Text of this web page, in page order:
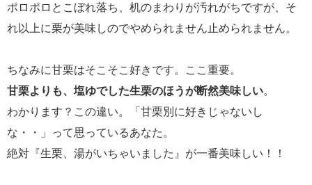
ポロポロとこぼれ落ち、机のまわりが汚れがちですが、そ
れ以上に栗が美味しのでやめられません止められません。
ちなみに甘栗はそこそこ好きです。ここ重要。
甘栗よりも、塩ゆでした生栗のほうが断然美味しい。
わかります？この違い。「甘栗別に好きじゃないし
な・・」って思っているあなた。
絶対『生栗、湯がいちゃいました』が一番美味しい！！